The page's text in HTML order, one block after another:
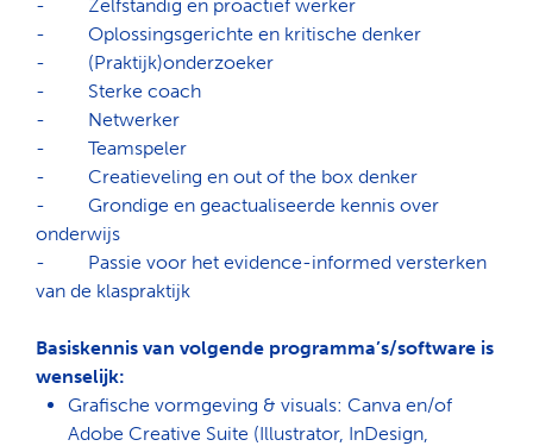
-
Zelfstandig en proactief werker
-
Oplossingsgerichte en kritische denker
-
(Praktijk)onderzoeker
-
Sterke coach
-
Netwerker
-
Teamspeler
-
Creatieveling en out of the box denker
-
Grondige en geactualiseerde kennis over
onderwijs
-
Passie voor het evidence-informed versterken
van de klaspraktijk
Basiskennis van volgende programma’s/software is
wenselijk:
Grafische vormgeving & visuals: Canva en/of
Adobe Creative Suite (Illustrator, InDesign,